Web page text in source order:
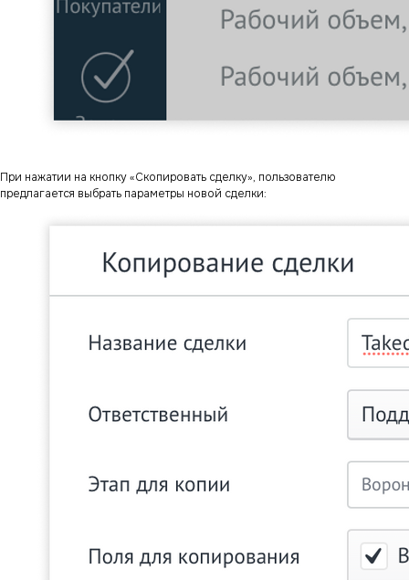
При нажатии на кнопку «Скопировать сделку», пользователю
предлагается выбрать параметры новой сделки: